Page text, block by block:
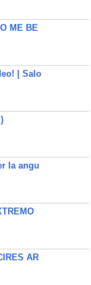
ME BE
| Salo
la angu
AR